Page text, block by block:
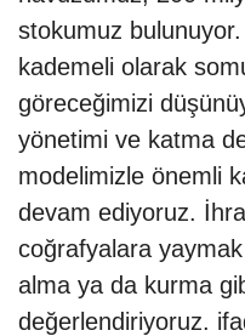
stokumuz
kademeli olarak
göreceğimizi
yönetimi ve katma
modelimizle önemli
devam ediyoruz.
coğrafyalara yaymak
alma ya da kurma
değerlendiriyoruz.